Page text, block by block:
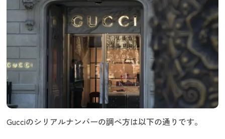
Gucciのシリアルナンバーの調べ方は以下の通りです。